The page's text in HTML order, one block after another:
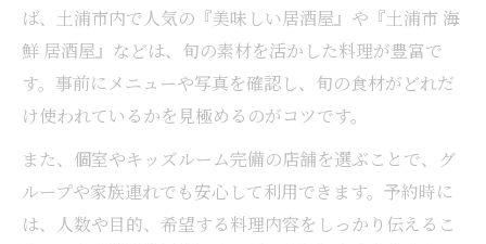
ば、土浦市内で人気の『美味しい居酒屋』や『土浦市 海
鮮 居酒屋』などは、旬の素材を活かした料理が豊富で
す。事前にメニューや写真を確認し、旬の食材がどれだ
け使われているかを見極めるのがコツです。
また、個室やキッズルーム完備の店舗を選ぶことで、グ
ループや家族連れでも安心して利用できます。予約時に
は、人数や目的、希望する料理内容をしっかり伝えるこ